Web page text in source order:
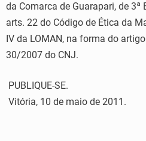
da Comarca de Guarapari, de
arts. 22 do Código de Ética da
IV da LOMAN, na forma do
30/2007 do CNJ.
PUBLIQUE-SE.
Vitória, 10 de maio de 2011.